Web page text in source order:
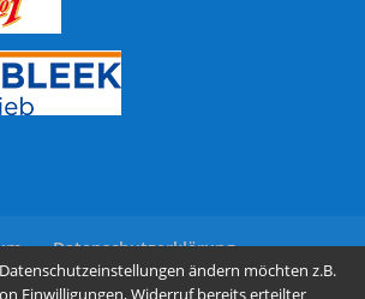
Datenschutzerklärung
ändern möchten z.B.
Einwilligungen, Widerruf bereits erteilter